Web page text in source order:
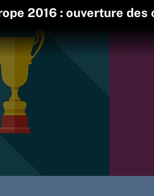
2016 : ouverture des